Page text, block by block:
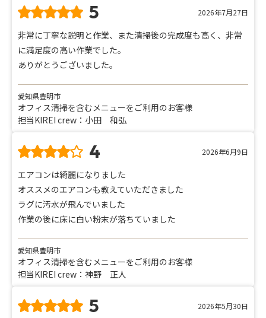
5 2026年7月27日
非常に丁寧な説明と作業、また清掃後の完成度も高く、非常
に満足度の高い作業でした。
ありがとうございました。
愛知県豊明市
オフィス清掃を含むメニューをご利用のお客様
担当KIREI crew：小田 和弘
4 2026年6月9日
エアコンは綺麗になりました
オススメのエアコンも教えていただきました
ラグに汚水が飛んでいました
作業の後に床に白い粉末が落ちていました
愛知県豊明市
オフィス清掃を含むメニューをご利用のお客様
担当KIREI crew：神野 正人
5 2026年5月30日